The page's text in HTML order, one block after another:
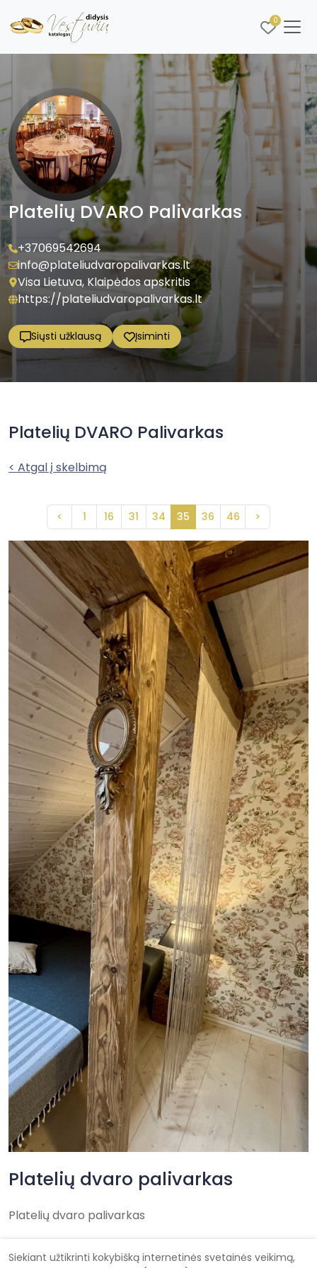
0
Platelių DVARO Palivarkas
+37069542694
info@plateliudvaropalivarkas.lt
Visa Lietuva, Klaipėdos apskritis
https://plateliudvaropalivarkas.lt
Siųsti užklausą Įsiminti
Platelių DVARO Palivarkas
< Atgal į skelbimą
< 1 16 31 34 35 36 46 >
Platelių dvaro palivarkas
Platelių dvaro palivarkas
Siekiant užtikrinti kokybišką internetinės svetainės veikimą,